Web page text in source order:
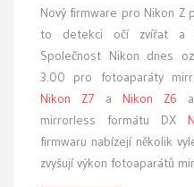
Nový firmware pro Nikon Z
to detekci očí zvířat a
Společnost Nikon dnes
3.00 pro fotoaparáty
Nikon Z7 a Nikon Z6
mirrorless formátu DX
firmwaru nabízejí několik
zvyšují výkon fotoaparátů